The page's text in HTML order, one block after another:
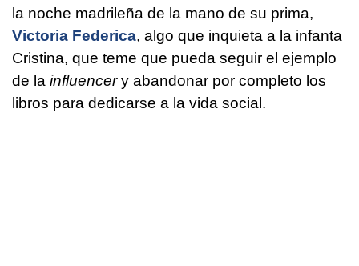
la noche madrileña de la mano de su prima,
Victoria Federica, algo que inquieta a la infanta
Cristina, que teme que pueda seguir el ejemplo
de la influencery abandonar por completo los
libros para dedicarse a la vida social.